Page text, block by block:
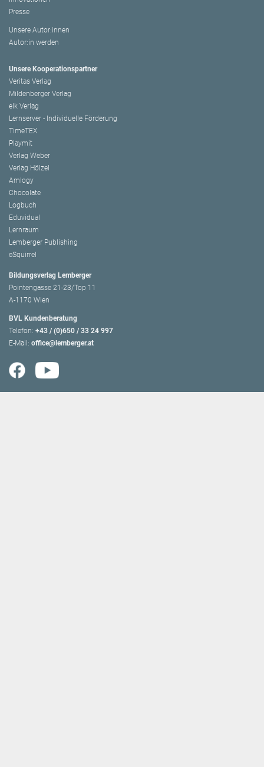
Presse
Unsere Autor:innen
Autor:in werden
Unsere Kooperationspartner
Veritas Verlag
Mildenberger Verlag
elk Verlag
Lernserver - Individuelle Förderung
TimeTEX
Playmit
Verlag Weber
Verlag Hölzel
Amlogy
Chocolate
Logbuch
Eduvidual
Lernraum
Lemberger Publishing
eSquirrel
Bildungsverlag Lemberger
Pointengasse 21-23/Top 11
A-1170 Wien
BVL Kundenberatung
Telefon: +43 / (0)650 / 33 24 997
E-Mail: office@lemberger.at